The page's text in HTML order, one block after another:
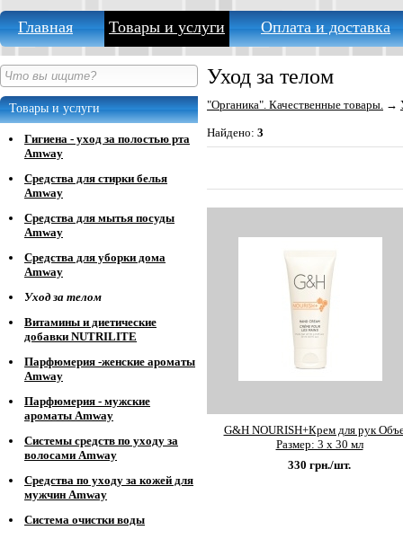
Главная Товары и услуги Оплата и доставка
Товары и услуги
Гигиена - уход за полостью рта
Amway
Средства для стирки белья
Amway
Средства для мытья посуды
Amway
Средства для уборки дома
Amway
Уход за телом
Витамины и диетические
добавки NUTRILITE
Парфюмерия -женские ароматы
Amway
Парфюмерия - мужские
ароматы Amway
Системы средств по уходу за
волосами Amway
Средства по уходу за кожей для
мужчин Amway
Система очистки воды
Уход за телом
"Органика". Качественные товары. →
Найдено: 3
G&H NOURISH+Крем для рук
Размер: 3 x 30 мл
330 грн./шт.